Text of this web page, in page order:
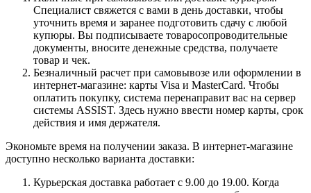
Специалист свяжется с вами в день доставки, чтобы
уточнить время и заранее подготовить сдачу с любой
купюры. Вы подписываете товаросопроводительные
документы, вносите денежные средства, получаете
товар и чек.
Безналичный расчет при самовывозе или оформлении в
интернет-магазине: карты Visa и MasterCard. Чтобы
оплатить покупку, система перенаправит вас на сервер
системы ASSIST. Здесь нужно ввести номер карты, срок
действия и имя держателя.
Экономьте время на получении заказа. В интернет-магазине
доступно несколько варианта доставки:
Курьерская доставка работает с 9.00 до 19.00. Когда